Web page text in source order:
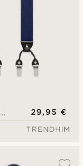
29,95 €
TRENDHIM